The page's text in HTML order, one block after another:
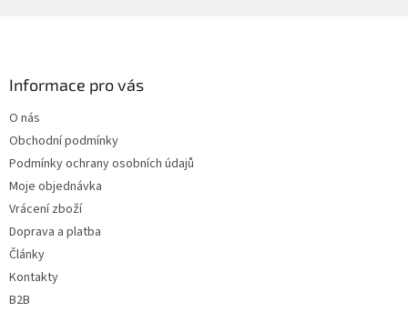
Informace pro vás
O nás
Obchodní podmínky
Podmínky ochrany osobních údajů
Moje objednávka
Vrácení zboží
Doprava a platba
Články
Kontakty
B2B